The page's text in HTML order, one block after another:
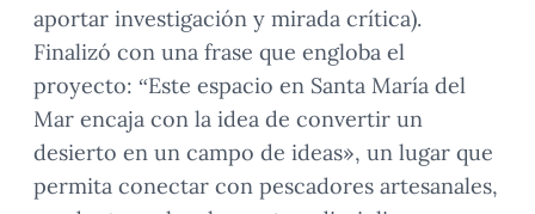
aportar investigación y mirada crítica).
Finalizó con una frase que engloba el
proyecto: “Este espacio en Santa María del
Mar encaja con la idea de convertir un
desierto en un campo de ideas», un lugar que
permita conectar con pescadores artesanales,